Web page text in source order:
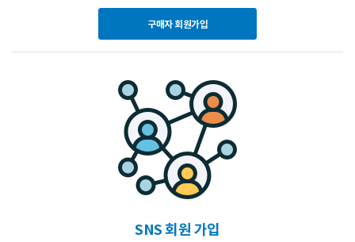
구매자 회원가입
SNS 회원 가입